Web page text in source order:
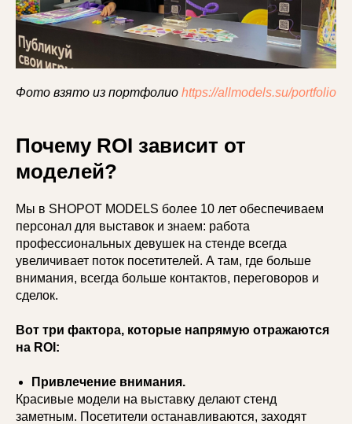
Фото взято из портфолио https://allmodels.su/portfolio
Почему ROI зависит от
моделей?
Мы в SHOPOT MODELS более 10 лет обеспечиваем
персонал для выставок и знаем: работа
профессиональных девушек на стенде всегда
увеличивает поток посетителей. А там, где больше
внимания, всегда больше контактов, переговоров и
сделок.
Вот три фактора, которые напрямую отражаются
на ROI:
Привлечение внимания.
Красивые модели на выставку делают стенд
заметным. Посетители останавливаются, заходят